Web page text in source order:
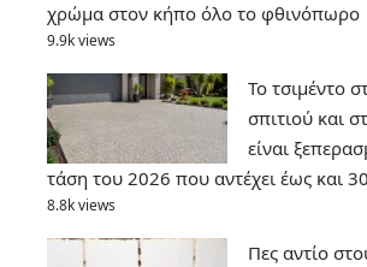
χρώμα στον κήπο όλο το φθινόπωρο
9.9k views
Το τσιμέντο
σπιτιού και
είναι
τάση του 2026 που αντέχει έως και
8.8k views
Πες αντίο